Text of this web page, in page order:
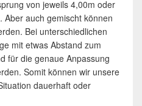
von jeweils 4,00m oder
auch gemischt können
Bei unterschiedlichen
mit etwas Abstand zum
für die genaue Anpassung
Somit können wir unsere
dauerhaft oder